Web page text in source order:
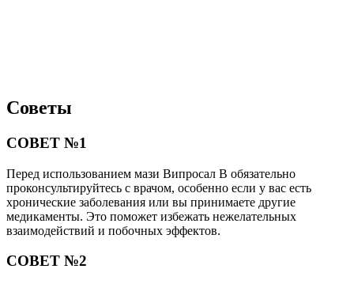
Советы
СОВЕТ №1
Перед использованием мази Випросал В обязательно
проконсультируйтесь с врачом, особенно если у вас есть
хронические заболевания или вы принимаете другие
медикаменты. Это поможет избежать нежелательных
взаимодействий и побочных эффектов.
СОВЕТ №2